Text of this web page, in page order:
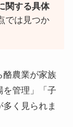
関する具体
では見つか
酪農業が家族
を管理」「子
く見られま